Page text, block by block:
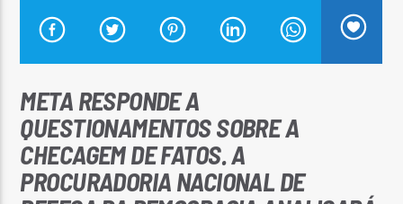
META RESPONDE A
QUESTIONAMENTOS SOBRE A
CHECAGEM DE FATOS. A
PROCURADORIA NACIONAL DE